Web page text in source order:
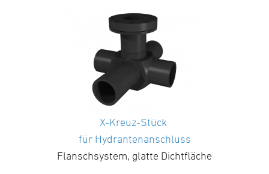
X-Kreuz-Stück
für Hydrantenanschluss
Flanschsystem, glatte Dichtfläche